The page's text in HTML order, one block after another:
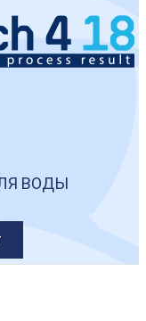
ВОДЫ